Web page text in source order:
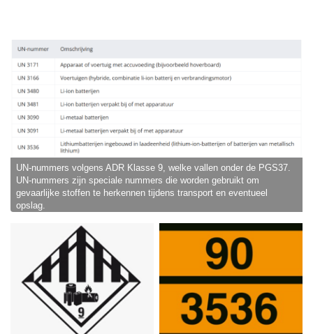
UN-nummers volgens ADR Klasse 9, welke vallen onder de PGS37.
UN-nummers zijn speciale nummers die worden gebruikt om
gevaarlijke stoffen te herkennen tijdens transport en eventueel
opslag.